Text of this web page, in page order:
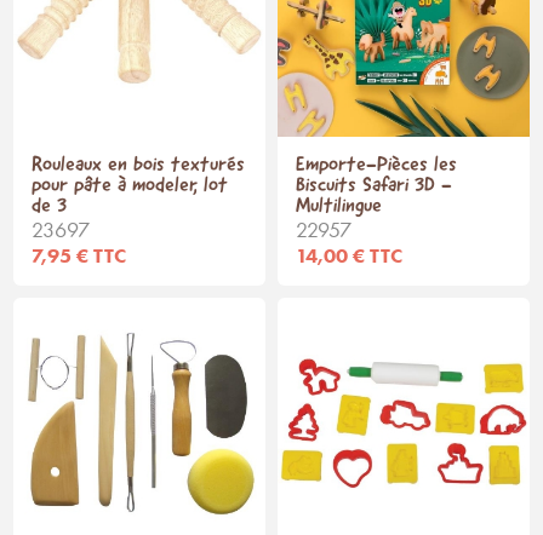
Rouleaux en bois texturés
pour pâte à modeler, lot
de 3
23697
7,95 € TTC
Emporte-Pièces les
Biscuits Safari 3D -
Multilingue
22957
14,00 € TTC